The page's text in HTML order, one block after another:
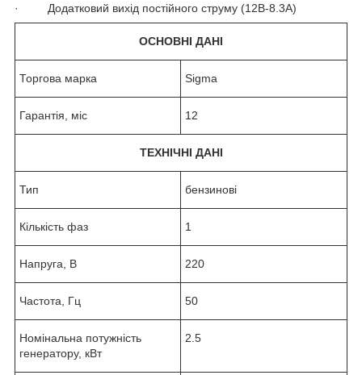
· Додатковий вихід постійного струму (12В-8.3А)
ОСНОВНІ ДАНІ
Торгова марка Sigma
Гарантія, міс 12
ТЕХНІЧНІ ДАНІ
Тип бензинові
Кількість фаз 1
Напруга, В 220
Частота, Гц 50
Номінальна потужність
генератору, кВт
2.5